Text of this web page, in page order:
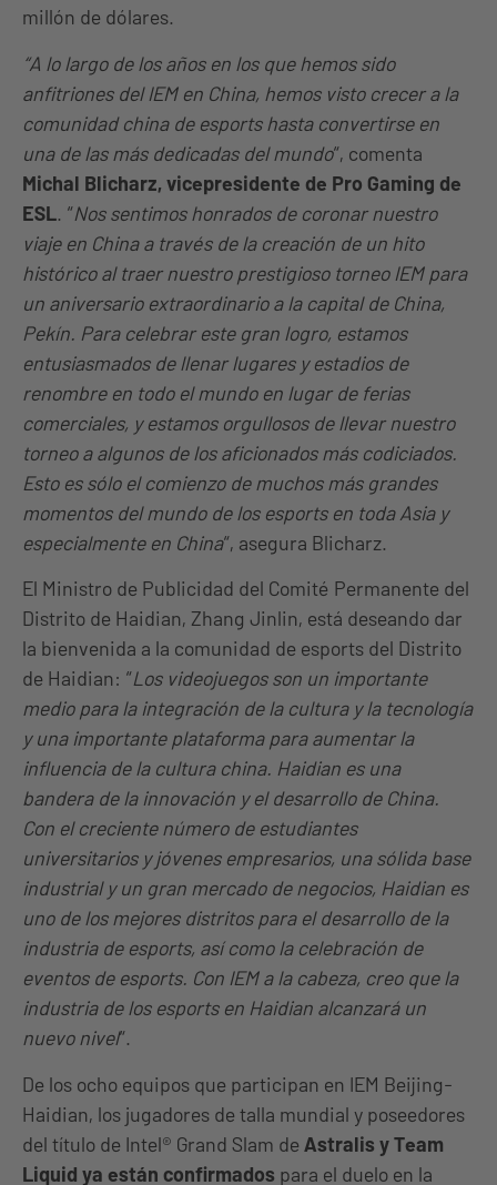
millón de dólares.
“A lo largo de los años en los que hemos sido
anfitriones del IEM en China, hemos visto crecer a la
comunidad china de esports hasta convertirse en
una de las más dedicadas del mundo“, comenta
Michal Blicharz, vicepresidente de Pro Gaming de
ESL. “Nos sentimos honrados de coronar nuestro
viaje en China a través de la creación de un hito
histórico al traer nuestro prestigioso torneo IEM para
un aniversario extraordinario a la capital de China,
Pekín. Para celebrar este gran logro, estamos
entusiasmados de llenar lugares y estadios de
renombre en todo el mundo en lugar de ferias
comerciales, y estamos orgullosos de llevar nuestro
torneo a algunos de los aficionados más codiciados.
Esto es sólo el comienzo de muchos más grandes
momentos del mundo de los esports en toda Asia y
especialmente en China“, asegura Blicharz.
El Ministro de Publicidad del Comité Permanente del
Distrito de Haidian, Zhang Jinlin, está deseando dar
la bienvenida a la comunidad de esports del Distrito
de Haidian: “Los videojuegos son un importante
medio para la integración de la cultura y la tecnología
y una importante plataforma para aumentar la
influencia de la cultura china. Haidian es una
bandera de la innovación y el desarrollo de China.
Con el creciente número de estudiantes
universitarios y jóvenes empresarios, una sólida base
industrial y un gran mercado de negocios, Haidian es
uno de los mejores distritos para el desarrollo de la
industria de esports, así como la celebración de
eventos de esports. Con IEM a la cabeza, creo que la
industria de los esports en Haidian alcanzará un
nuevo nivel“.
De los ocho equipos que participan en IEM Beijing-
Haidian, los jugadores de talla mundial y poseedores
del título de Intel® Grand Slam de Astralis y Team
Liquid ya están confirmados para el duelo en la